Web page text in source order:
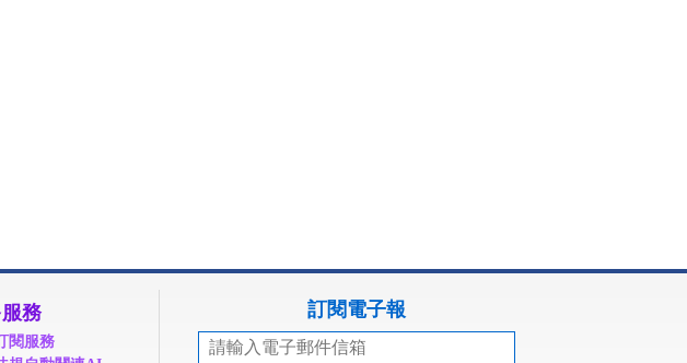
務
閱服務
訂閱電子報